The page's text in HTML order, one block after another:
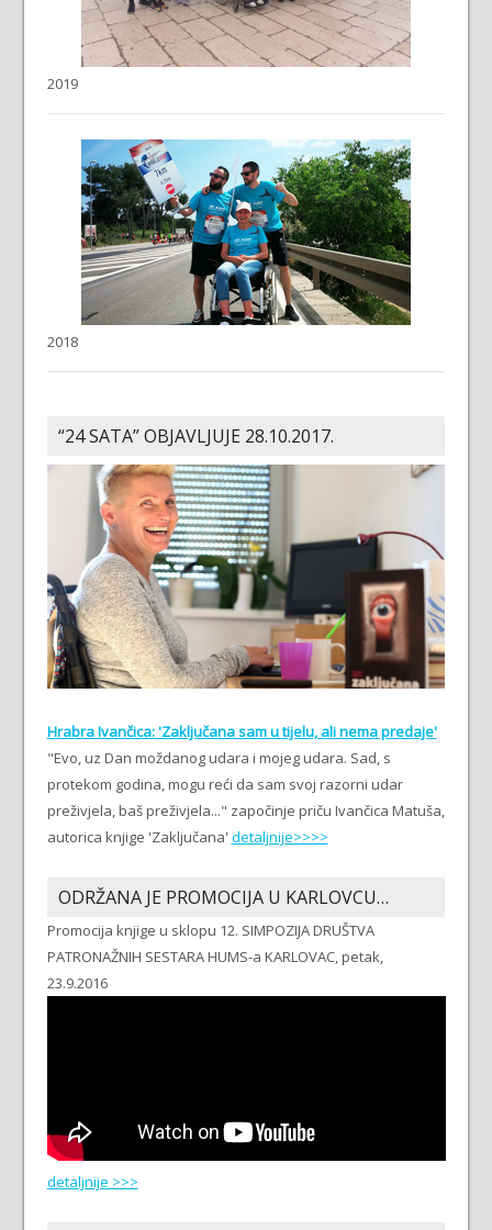
2019
2018
“24 SATA” OBJAVLJUJE 28.10.2017.
Hrabra Ivančica: 'Zaključana sam u tijelu, ali nema predaje'
"Evo, uz Dan moždanog udara i mojeg udara. Sad, s
protekom godina, mogu reći da sam svoj razorni udar
preživjela, baš preživjela..." započinje priču Ivančica Matuša,
autorica knjige 'Zaključana' detaljnije>>>>
ODRŽANA JE PROMOCIJA U KARLOVCU…
Promocija knjige u sklopu 12. SIMPOZIJA DRUŠTVA
PATRONAŽNIH SESTARA HUMS-a KARLOVAC, petak,
23.9.2016
detaljnije >>>